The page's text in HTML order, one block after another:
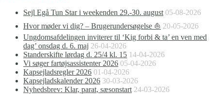
Sejl Egå Tun Star i weekenden 29.-30. august 05-08-2026
Hvor møder vi dig? – Brugerundersøgelse ⛵ 20-05-2026
Ungdomsafdelingen inviterer til ‘Kig forbi & ta’ en ven med
dag’ onsdag d. 6. maj 26-04-2026
Standerskifte lørdag d. 25/4 kl. 15 14-04-2026
Vi søger fartøjsassistenter 2026 05-04-2026
Kapsejladsregler 2026 01-04-2026
Kapsejladskalender 2026 30-03-2026
Nyhedsbrev: Klar, parat, sæsonstart 24-03-2026